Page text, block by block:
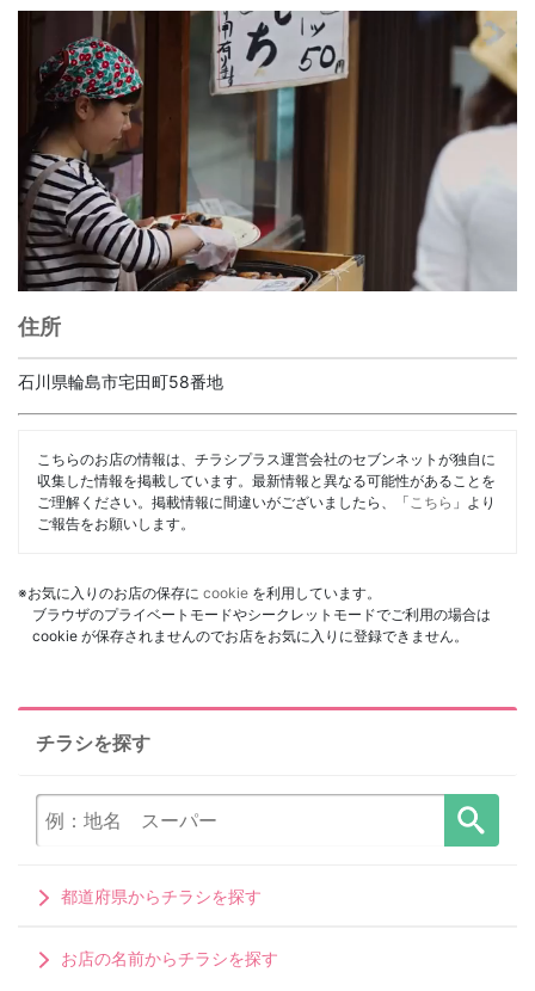
住所
石川県輪島市宅田町58番地
こちらのお店の情報は、チラシプラス運営会社のセブンネットが独自に
収集した情報を掲載しています。最新情報と異なる可能性があることを
ご理解ください。掲載情報に間違いがございましたら、「 こちら 」より
ご報告をお願いします。
※お気に入りのお店の保存に cookie を利用しています。
ブラウザのプライベートモードやシークレットモードでご利用の場合は
cookie が保存されませんのでお店をお気に入りに登録できません。
チラシを探す
都道府県からチラシを探す
お店の名前からチラシを探す